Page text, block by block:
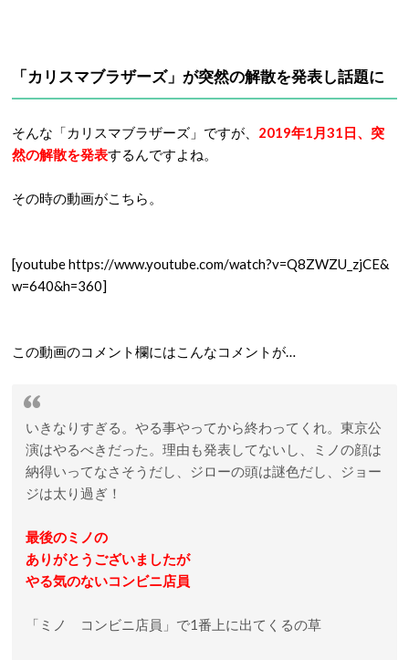
「カリスマブラザーズ」が突然の解散を発表し話題に
そんな「カリスマブラザーズ」ですが、 2019年1月31日、突
然の解散を発表するんですよね。
その時の動画がこちら。
[youtube https://www.youtube.com/watch?v=Q8ZWZU_zjCE&
w=640&h=360]
この動画のコメント欄にはこんなコメントが…
いきなりすぎる。やる事やってから終わってくれ。東京公
演はやるべきだった。理由も発表してないし、ミノの顔は
納得いってなさそうだし、ジローの頭は謎色だし、ジョー
ジは太り過ぎ！
最後のミノの
ありがとうございましたが
やる気のないコンビニ店員
「ミノ コンビニ店員」で1番上に出てくるの草